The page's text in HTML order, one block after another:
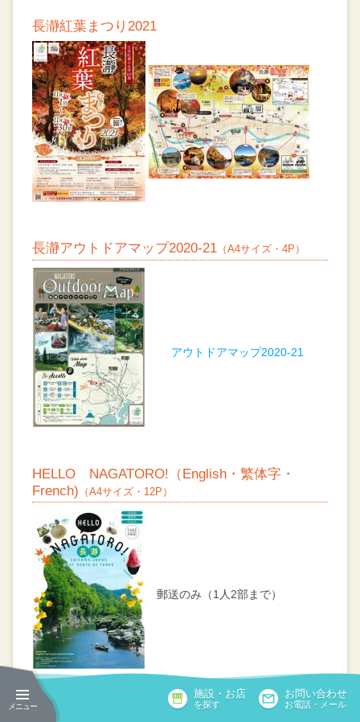
施設・お店
を探す
お問い合わせ
お電話・メール
長瀞紅葉まつり2021
長瀞アウトドアマップ2020-21 （A4サイズ・4P）
アウトドアマップ2020-21
HELLO NAGATORO!（English・繁体字・
French) （A4サイズ・12P）
郵送のみ（1人2部まで）
長瀞宿泊＆日帰り温泉マップ2020-21